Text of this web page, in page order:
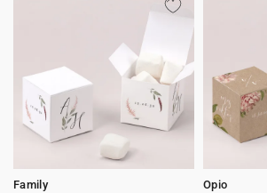
Family
Opio